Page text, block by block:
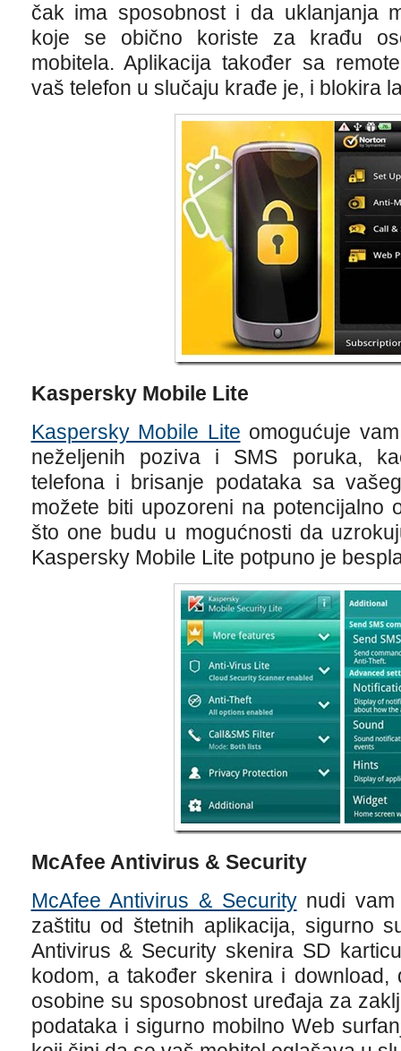
čak ima sposobnost i da uklanjanja
koje se obično koriste za krađu
mobitela. Aplikacija također sa
vaš telefon u slučaju krađe je, i blokira
Kaspersky Mobile Lite
Kaspersky Mobile Lite omogućuje
neželjenih poziva i SMS poruka,
telefona i brisanje podataka sa
možete biti upozoreni na potencijalno
što one budu u mogućnosti da
Kaspersky Mobile Lite potpuno je
McAfee Antivirus & Security
McAfee Antivirus & Securitynudi vam
zaštitu od štetnih aplikacija, sigurno
Antivirus & Security skenira SD
kodom, a također skenira i download,
osobine su sposobnost uređaja za
podataka i sigurno mobilno Web